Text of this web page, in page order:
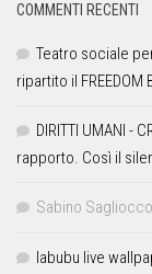
COMMENTI RECENTI
Teatro sociale
ripartito il FREEDOM
DIRITTI UMANI -
rapporto. Così il
Sabino Sagliocco
labubu live